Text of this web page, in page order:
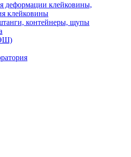
деформации клейковины,
клейковины
контейнеры, щупы